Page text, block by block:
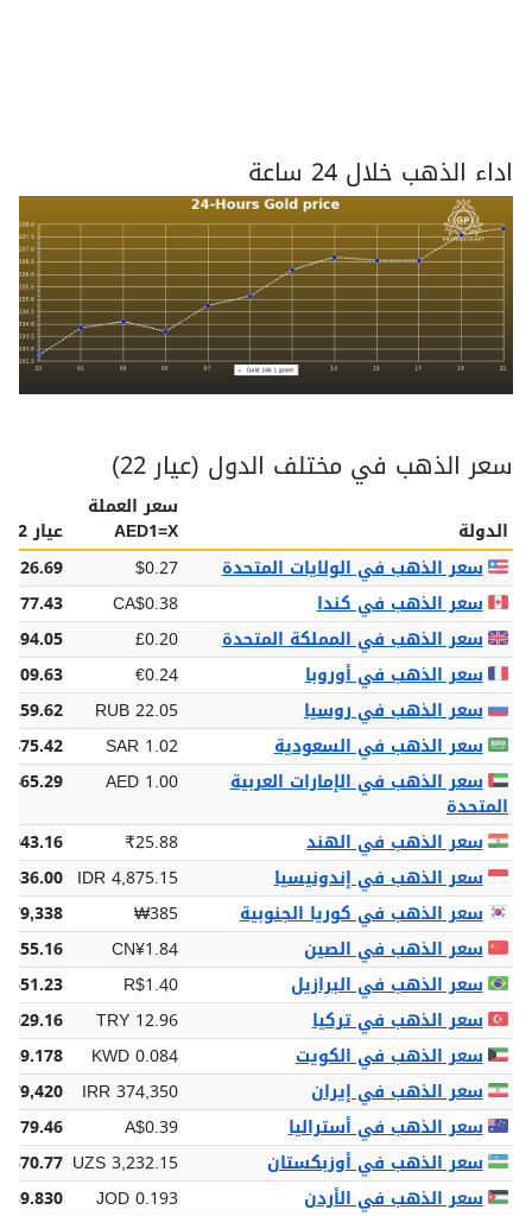
اداء الذهب خلال 24 ساعة
سعر الذهب في مختلف الدول (عيار 22)
الدولة
سعر العملة
AED1=X
عيار 22
سعر الذهب في الولايات المتحدة
$0.27
$126.69
سعر الذهب في كندا
CA$0.38
سعر الذهب في المملكة المتحدة
£0.20
£94.05
سعر الذهب في أوروبا
€0.24
€109.63
سعر الذهب في روسيا
RUB 22.05
سعر الذهب في السعودية
SAR 1.02
475.42
سعر الذهب في الإمارات العربية
المتحدة
AED 1.00
465.29
سعر الذهب في الهند
₹25.88
سعر الذهب في إندونيسيا
IDR 4,875.15
سعر الذهب في كوريا الجنوبية
₩385
سعر الذهب في الصين
CN¥1.84
سعر الذهب في البرازيل
R$1.40
سعر الذهب في تركيا
TRY 12.96
سعر الذهب في الكويت
KWD 0.084
39.178
سعر الذهب في إيران
IRR 374,350
سعر الذهب في أستراليا
A$0.39
سعر الذهب في أوزبكستان
UZS 3,232.15
سعر الذهب في الأردن
JOD 0.193
89.830